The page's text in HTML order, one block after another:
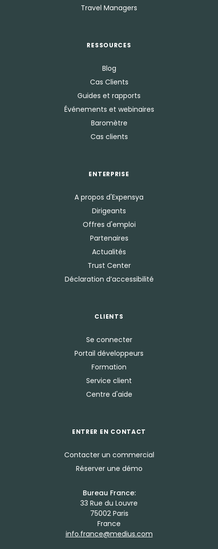
Travel Managers
RESSOURCES
Blog
Cas Clients
Guides et rapports
Événements et webinaires
Baromètre
Cas clients
ENTERPRISE
A propos d'Expensya
Dirigeants
Offres d'emploi
Partenaires
Actualités
Trust Center
Déclaration d’accessibilité
CLIENTS
Se connecter
Portail développeurs
Formation
Service client
Centre d'aide
ENTRER EN CONTACT
Contacter un commercial
Réserver une démo
Bureau France:
33 Rue du Louvre
75002 Paris
France
info.france@medius.com